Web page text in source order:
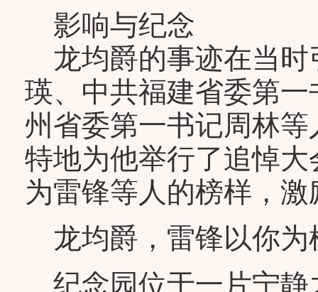
影响与纪念
龙均爵的事迹在当时
瑛、中共福建省委第
州省委第一书记周林
特地为他举行了追悼
为雷锋等人的榜样，
龙均爵，雷锋以你为
纪念园位于一片宁静